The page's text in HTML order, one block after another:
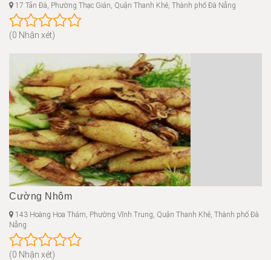
17 Tản Đà, Phường Thạc Gián, Quận Thanh Khê, Thành phố Đà Nẵng
(0 Nhận xét)
Cường Nhôm
143 Hoàng Hoa Thám, Phường Vĩnh Trung, Quận Thanh Khê, Thành phố Đà
Nẵng
(0 Nhận xét)